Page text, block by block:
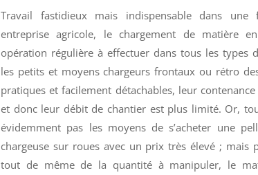
Travail fastidieux mais indispensable dans
entreprise agricole, le chargement de matière
opération régulière à effectuer dans tous les types
les petits et moyens chargeurs frontaux ou rétro
pratiques et facilement détachables, leur
et donc leur débit de chantier est plus limité. Or,
évidemment pas les moyens de s’acheter une
chargeuse sur roues avec un prix très élevé ; mais
tout de même de la quantité à manipuler, le